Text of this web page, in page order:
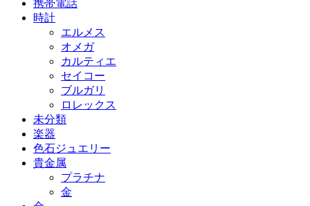
携帯電話
時計
エルメス
オメガ
カルティエ
セイコー
ブルガリ
ロレックス
未分類
楽器
色石ジュエリー
貴金属
プラチナ
金